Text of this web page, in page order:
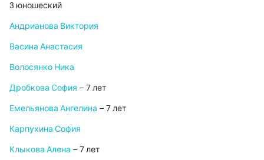
3 юношеский
Андрианова Виктория
Васина Анастасия
Волосянко Ника
Дробкова София – 7 лет
Емельянова Ангелина – 7 лет
Карпухина София
Клыкова Алена – 7 лет